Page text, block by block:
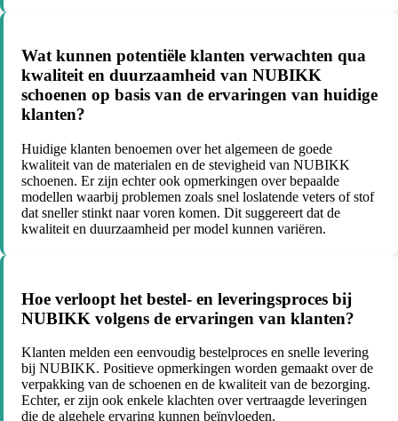
Wat kunnen potentiële klanten verwachten qua
kwaliteit en duurzaamheid van NUBIKK
schoenen op basis van de ervaringen van huidige
klanten?
Huidige klanten benoemen over het algemeen de goede
kwaliteit van de materialen en de stevigheid van NUBIKK
schoenen. Er zijn echter ook opmerkingen over bepaalde
modellen waarbij problemen zoals snel loslatende veters of stof
dat sneller stinkt naar voren komen. Dit suggereert dat de
kwaliteit en duurzaamheid per model kunnen variëren.
Hoe verloopt het bestel- en leveringsproces bij
NUBIKK volgens de ervaringen van klanten?
Klanten melden een eenvoudig bestelproces en snelle levering
bij NUBIKK. Positieve opmerkingen worden gemaakt over de
verpakking van de schoenen en de kwaliteit van de bezorging.
Echter, er zijn ook enkele klachten over vertraagde leveringen
die de algehele ervaring kunnen beïnvloeden.